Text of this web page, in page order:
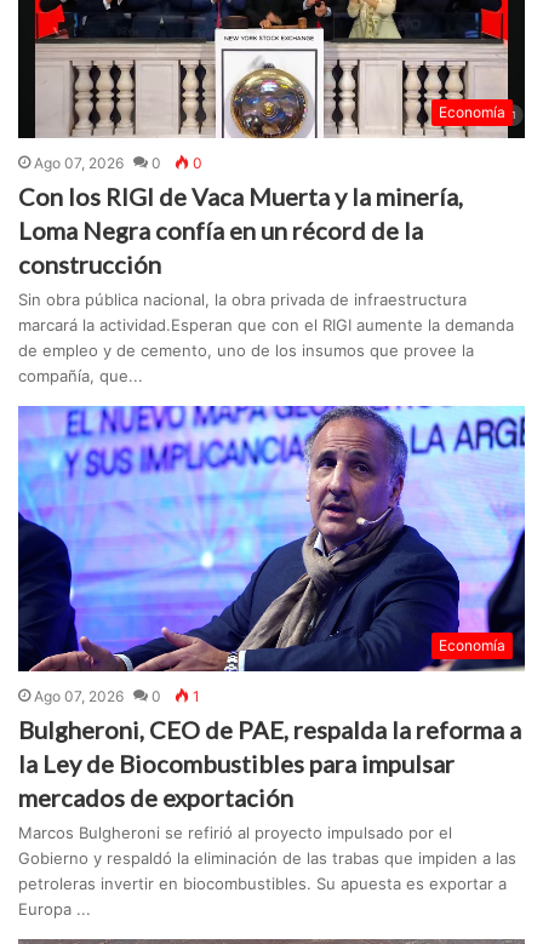
Economía
Ago 07, 2026 0 0
Con los RIGI de Vaca Muerta y la minería,
Loma Negra confía en un récord de la
construcción
Sin obra pública nacional, la obra privada de infraestructura
marcará la actividad.Esperan que con el RIGI aumente la demanda
de empleo y de cemento, uno de los insumos que provee la
compañía, que...
Economía
Ago 07, 2026 0 1
Bulgheroni, CEO de PAE, respalda la reforma a
la Ley de Biocombustibles para impulsar
mercados de exportación
Marcos Bulgheroni se refirió al proyecto impulsado por el
Gobierno y respaldó la eliminación de las trabas que impiden a las
petroleras invertir en biocombustibles. Su apuesta es exportar a
Europa ...